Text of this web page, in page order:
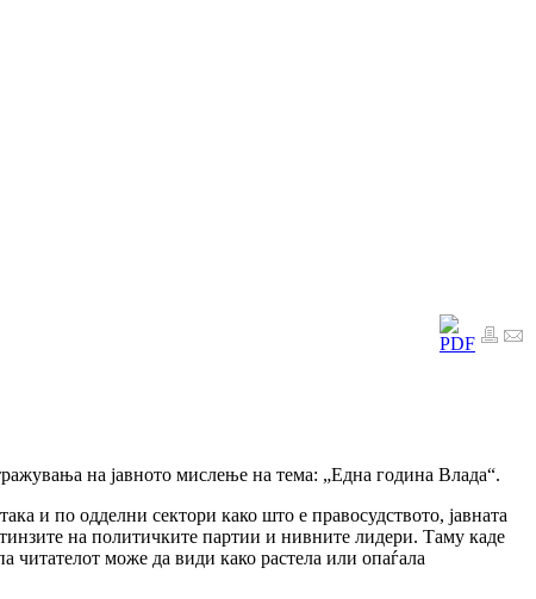
на јавното мислење на тема: „Една година Влада“.
и по одделни сектори како што е правосудството, јавната
на политичките партии и нивните лидери. Таму каде
може да види како растела или опаѓала